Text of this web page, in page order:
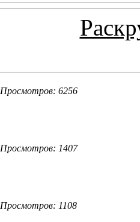
Просмотров: 6256
Просмотров: 1407
Просмотров: 1108